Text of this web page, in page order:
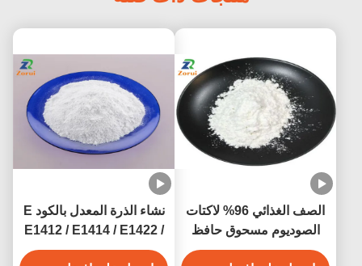
الصف الغذائي 96% لاكتات
الصوديوم مسحوق حافظ
الصوديوم 2- هيدروكسي
نشاء الذرة المعدل بالكود E
E1412 / E1414 / E1422 /
E1442